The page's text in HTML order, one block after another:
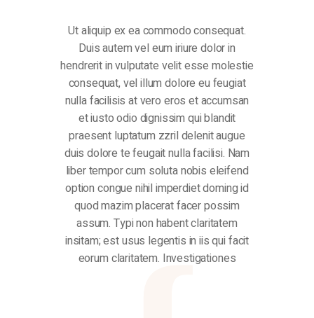
Ut aliquip ex ea commodo consequat.
Duis autem vel eum iriure dolor in
hendrerit in vulputate velit esse molestie
consequat, vel illum dolore eu feugiat
nulla facilisis at vero eros et accumsan
et iusto odio dignissim qui blandit
praesent luptatum zzril delenit augue
duis dolore te feugait nulla facilisi. Nam
liber tempor cum soluta nobis eleifend
option congue nihil imperdiet doming id
quod mazim placerat facer possim
assum. Typi non habent claritatem
insitam; est usus legentis in iis qui facit
eorum claritatem. Investigationes